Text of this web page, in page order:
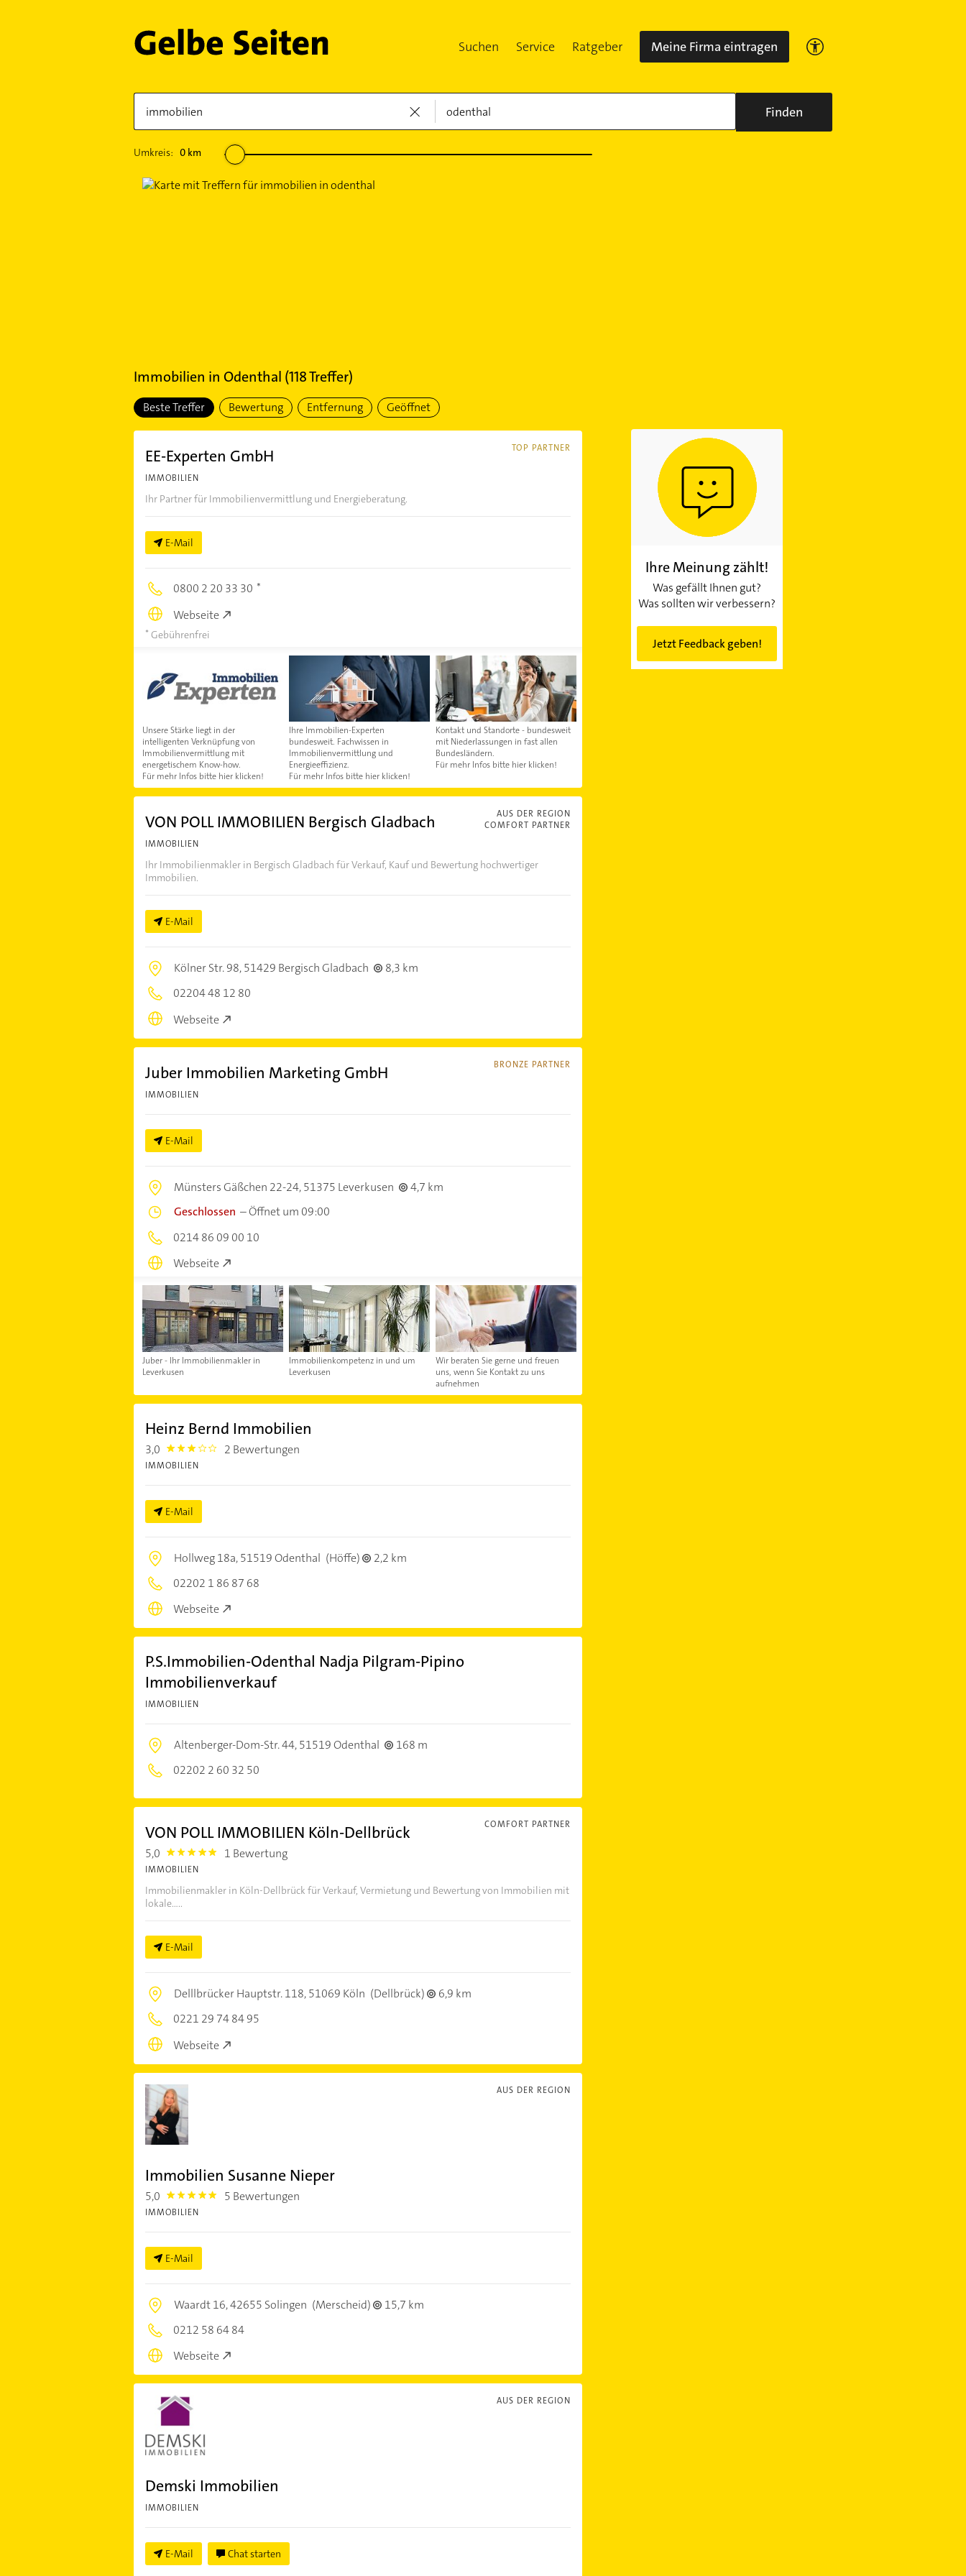
Suchen Service Ratgeber Meine Firma eintragen
Finden
Umkreis: 0km
Immobilien in Odenthal (118Treffer)
Beste Treffer Bewertung Entfernung Geöffnet
TOP PARTNER
EE-Experten GmbH
IMMOBILIEN
Ihr Partner für Immobilienvermittlung und Energieberatung.
E-Mail
0800 2 20 33 30
Webseite
Gebührenfrei
Unsere Stärke liegt in der
intelligenten Verknüpfung von
Immobilienvermittlung mit
energetischem Know-how.
Für mehr Infos bitte hier klicken!
Ihre Immobilien-Experten
bundesweit. Fachwissen in
Immobilienvermittlung und
Energieeffizienz.
Für mehr Infos bitte hier klicken!
Kontakt und Standorte - bundesweit
mit Niederlassungen in fast allen
Bundesländern.
Für mehr Infos bitte hier klicken!
AUS DER REGION
COMFORT PARTNER
VON POLL IMMOBILIEN Bergisch Gladbach
IMMOBILIEN
Ihr Immobilienmakler in Bergisch Gladbach für Verkauf, Kauf und Bewertung hochwertiger
Immobilien.
E-Mail
Kölner Str. 98,51429 Bergisch Gladbach
8,3 km
02204 48 12 80
Webseite
BRONZE PARTNER
Juber Immobilien Marketing GmbH
IMMOBILIEN
E-Mail
Münsters Gäßchen 22-24,51375 Leverkusen
4,7 km
Geschlossen –Öffnet um 09:00
0214 86 09 00 10
Webseite
Juber - Ihr Immobilienmakler in
Leverkusen
Immobilienkompetenz in und um
Leverkusen
Wir beraten Sie gerne und freuen
uns, wenn Sie Kontakt zu uns
aufnehmen
Heinz Bernd Immobilien
3,0 3.0 2 Bewertungen
IMMOBILIEN
E-Mail
Hollweg 18a,51519 Odenthal (Höffe)
2,2 km
02202 1 86 87 68
Webseite
P.S.Immobilien-Odenthal Nadja Pilgram-Pipino
Immobilienverkauf
IMMOBILIEN
Altenberger-Dom-Str. 44,51519 Odenthal
168 m
02202 2 60 32 50
COMFORT PARTNER
VON POLL IMMOBILIEN Köln-Dellbrück
5,0 5.0 1 Bewertung
IMMOBILIEN
Immobilienmakler in Köln-Dellbrück für Verkauf, Vermietung und Bewertung von Immobilien mit
lokale.....
E-Mail
Delllbrücker Hauptstr. 118,51069 Köln (Dellbrück)
6,9 km
0221 29 74 84 95
Webseite
AUS DER REGION
Immobilien Susanne Nieper
5,0 5.0 5 Bewertungen
IMMOBILIEN
E-Mail
Waardt 16,42655 Solingen (Merscheid)
15,7 km
0212 58 64 84
Webseite
AUS DER REGION
Demski Immobilien
IMMOBILIEN
E-Mail Chat starten
Ihre Meinung zählt!
Was gefällt Ihnen gut?
Was sollten wir verbessern?
Jetzt Feedback geben!